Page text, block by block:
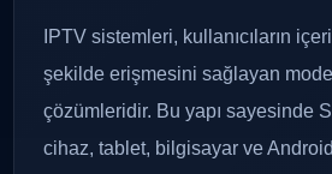
IPTV sistemleri, kullanıcıların
şekilde erişmesini sağlayan
çözümleridir. Bu yapı sayesinde
cihaz, tablet, bilgisayar ve